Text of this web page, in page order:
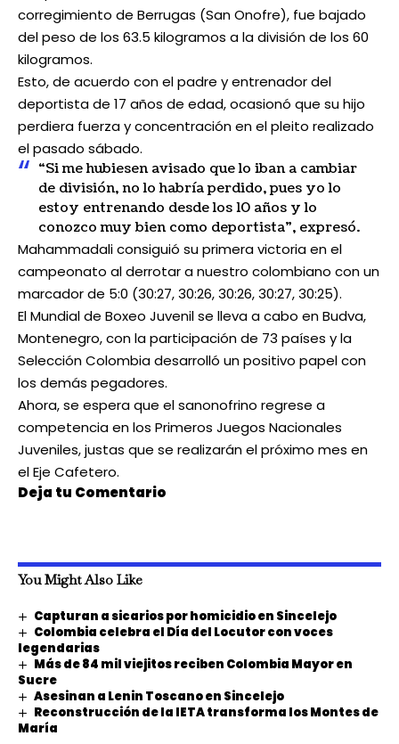
corregimiento de Berrugas (San Onofre), fue bajado
del peso de los 63.5 kilogramos a la división de los 60
kilogramos.
Esto, de acuerdo con el padre y entrenador del
deportista de 17 años de edad, ocasionó que su hijo
perdiera fuerza y concentración en el pleito realizado
el pasado sábado.
“Si me hubiesen avisado que lo iban a cambiar
de división, no lo habría perdido, pues yo lo
estoy entrenando desde los 10 años y lo
conozco muy bien como deportista”, expresó.
Mahammadali consiguió su primera victoria en el
campeonato al derrotar a nuestro colombiano con un
marcador de 5:0 (30:27, 30:26, 30:26, 30:27, 30:25).
El Mundial de Boxeo Juvenil se lleva a cabo en Budva,
Montenegro, con la participación de 73 países y la
Selección Colombia desarrolló un positivo papel con
los demás pegadores.
Ahora, se espera que el sanonofrino regrese a
competencia en los Primeros Juegos Nacionales
Juveniles, justas que se realizarán el próximo mes en
el Eje Cafetero.
Deja tu Comentario
You Might Also Like
Capturan a sicarios por homicidio en Sincelejo
Colombia celebra el Día del Locutor con voces
legendarias
Más de 84 mil viejitos reciben Colombia Mayor en
Sucre
Asesinan a Lenin Toscano en Sincelejo
Reconstrucción de la IETA transforma los Montes de
María